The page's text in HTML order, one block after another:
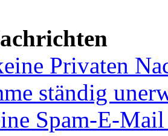
Privaten
ständig
Spam-E-